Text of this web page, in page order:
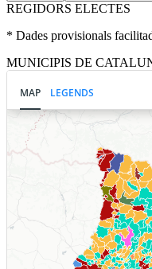
REGIDORS ELECTES
* Dades provisionals
MUNICIPIS DE